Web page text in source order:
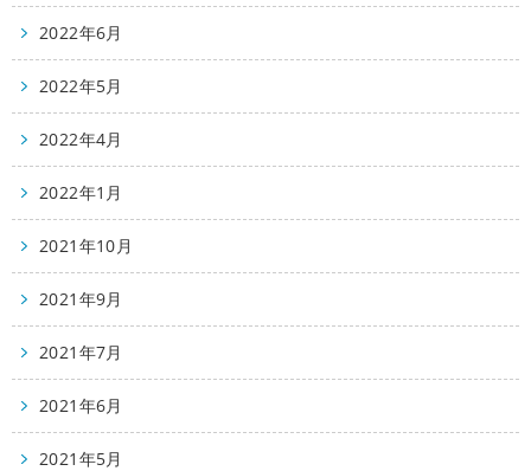
2022年6月
2022年5月
2022年4月
2022年1月
2021年10月
2021年9月
2021年7月
2021年6月
2021年5月